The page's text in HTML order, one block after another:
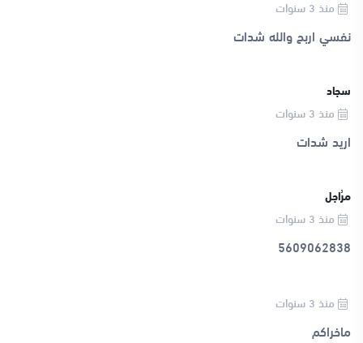
منذ 3 سنوات
نفسي اربح والله شدات
سجاد
منذ 3 سنوات
اريد شدات
مرُاجل
منذ 3 سنوات
5609062838
منذ 3 سنوات
ماخراكم